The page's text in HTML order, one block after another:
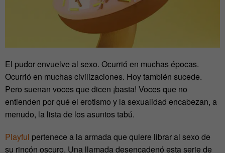
El pudor envuelve al sexo. Ocurrió en muchas épocas.
Ocurrió en muchas civilizaciones. Hoy también sucede.
Pero suenan voces que dicen ¡basta! Voces que no
entienden por qué el erotismo y la sexualidad encabezan, a
menudo, la lista de los asuntos tabú.
Playful pertenece a la armada que quiere librar al sexo de
su rincón oscuro. Una llamada desencadenó esta serie de